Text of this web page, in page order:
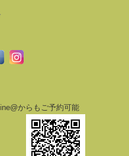
line@からもご予約可能